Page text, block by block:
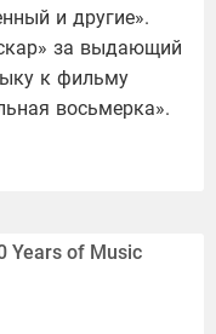
и другие».
за выдающий
к фильму
восьмерка».
Years of Music